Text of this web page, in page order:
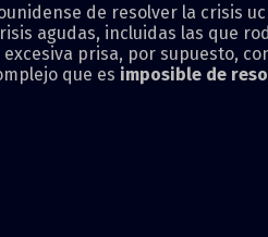
de resolver la crisis
agudas, incluidas las que
prisa, por supuesto,
que es imposible de